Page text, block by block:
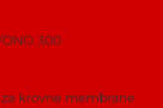
300
krovne membrane